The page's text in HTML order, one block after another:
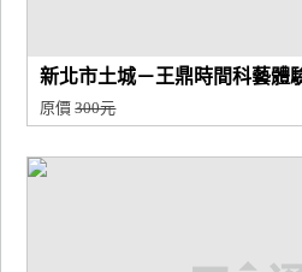
新北市土城－王鼎時間科藝體
原價300元